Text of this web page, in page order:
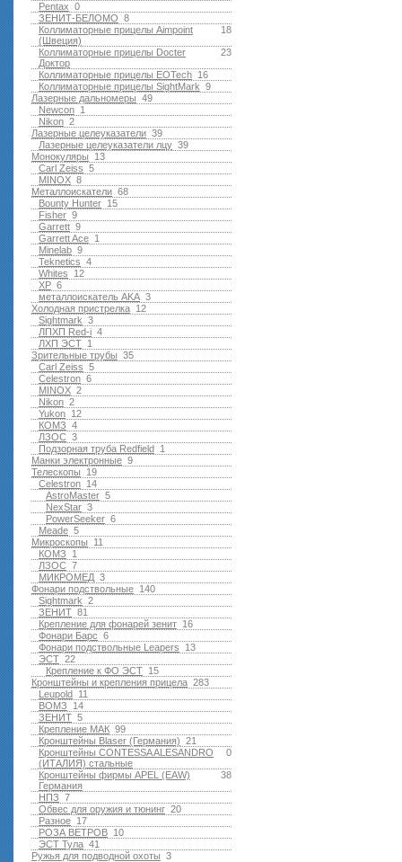
0
Pentax
8
ЗЕНИТ-БЕЛОМО
18
Коллиматорные прицелы Aimpoint
(Швеция)
23
Коллиматорные прицелы Docter
Доктор
16
Коллиматорные прицелы EOTech
9
Коллиматорные прицелы SightMark
49
Лазерные дальномеры
1
Newcon
2
Nikon
39
Лазерные целеуказатели
39
Лазерные целеуказатели лцу
13
Монокуляры
5
Carl Zeiss
8
MINOX
68
Металлоискатели
15
Bounty Hunter
9
Fisher
9
Garrett
1
Garrett Ace
9
Minelab
4
Teknetics
12
Whites
6
XP
3
металлоискатель AKA
12
Холодная пристрелка
3
Sightmark
4
ЛПХП Red-i
1
ЛХП ЭСТ
35
Зрительные трубы
5
Carl Zeiss
6
Celestron
2
MINOX
2
Nikon
12
Yukon
4
КОМЗ
3
ЛЗОС
1
Подзорная труба Redfield
9
Манки электронные
19
Телескопы
14
Celestron
5
AstroMaster
3
NexStar
6
PowerSeeker
5
Meade
11
Микроскопы
1
КОМЗ
7
ЛЗОС
3
МИКРОМЕД
140
Фонари подствольные
2
Sightmark
81
ЗЕНИТ
16
Крепление для фонарей зенит
6
Фонари Барс
13
Фонари подствольные Leapers
22
ЭСТ
15
Крепление к ФО ЭСТ
283
Кронштейны и крепления прицела
11
Leupold
14
ВОМЗ
5
ЗЕНИТ
99
Крепление МАК
21
Кронштейны Blaser (Германия)
0
Кронштейны CONTESSA ALESANDRO
(ИТАЛИЯ) стальные
38
Кронштейны фирмы APEL (EAW)
Германия
7
НПЗ
20
Обвес для оружия и тюнинг
17
Разное
10
РОЗА ВЕТРОВ
41
ЭСТ Тула
3
Ружья для подводной оxоты